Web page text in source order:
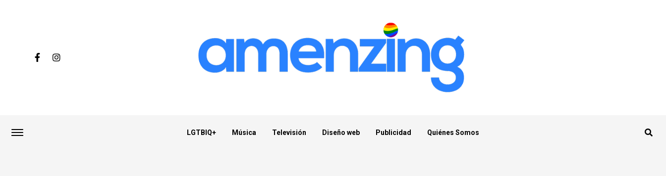
LGTBIQ+ Música Televisión Diseño web Publicidad Quiénes Somos